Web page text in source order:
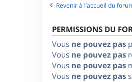
Revenir à l’accueil du
PERMISSIONS DU
Vous ne pouvez pas
Vous ne pouvez pas
Vous ne pouvez pas
Vous ne pouvez pas